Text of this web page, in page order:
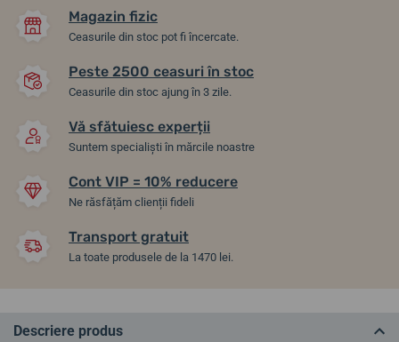
Magazin fizic
Ceasurile din stoc pot fi încercate.
Peste 2500 ceasuri în stoc
Ceasurile din stoc ajung în 3 zile.
Vă sfătuiesc experții
Suntem specialiști în mărcile noastre
Cont VIP = 10% reducere
Ne răsfățăm clienții fideli
Transport gratuit
La toate produsele de la 1470 lei.
Descriere produs